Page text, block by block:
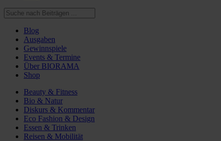
Blog
Ausgaben
Gewinnspiele
Events & Termine
Über BIORAMA
Shop
Beauty & Fitness
Bio & Natur
Diskurs & Kommentar
Eco Fashion & Design
Essen & Trinken
Reisen & Mobilität